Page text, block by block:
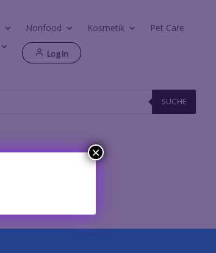
Nonfood Kosmetik
Pet Care
Log In
SUCHE
×